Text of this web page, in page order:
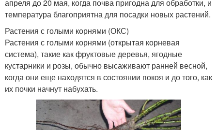
апреля до 20 мая, когда почва пригодна для обработки, и
температура благоприятна для посадки новых растений.
Растения с голыми корнями (ОКС)
Растения с голыми корнями (открытая корневая
система), такие как фруктовые деревья, ягодные
кустарники и розы, обычно высаживают ранней весной,
когда они еще находятся в состоянии покоя и до того, как
их почки начнут набухать.